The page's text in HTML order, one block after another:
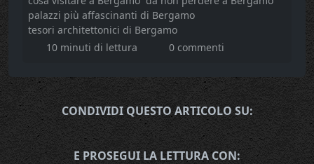
palazzi più affascinanti di Bergamo
tesori architettonici di Bergamo
10 minuti di lettura
0 commenti
CONDIVIDI QUESTO ARTICOLO SU:
E PROSEGUI LA LETTURA CON: